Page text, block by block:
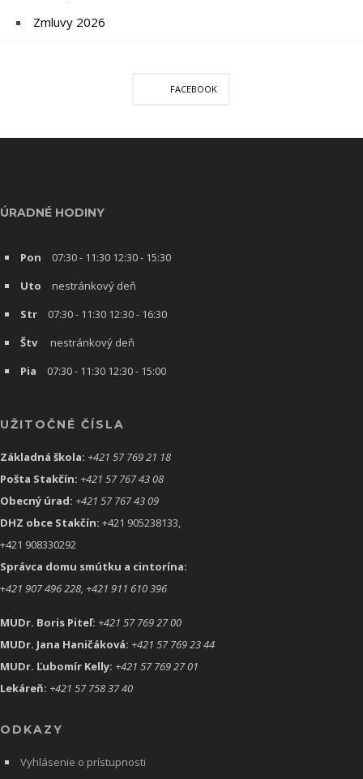
Zmluvy 2026
FACEBOOK
ÚRADNÉ HODINY
Pon 07:30 - 11:30 12:30 - 15:30
Uto nestránkový deň
Str 07:30 - 11:30 12:30 - 16:30
Štvnestránkový deň
Pia 07:30 - 11:30 12:30 - 15:00
UŽITOČNÉ ČÍSLA
Základná škola: +421 57 769 21 18
Pošta Stakčín: +421 57 767 43 08
Obecný úrad: +421 57 767 43 09
DHZ obce Stakčín: +421 905238133,
+421 908330292
Správca domu smútku a cintorína:
+421 907 496 228, +421 911 610 396
MUDr. Boris Piteľ: +421 57 769 27 00
MUDr. Jana Haničáková: +421 57 769 23 44
MUDr. Ľubomír Kelly: +421 57 769 27 01
Lekáreň: +421 57 758 37 40
ODKAZY
Vyhlásenie o prístupnosti